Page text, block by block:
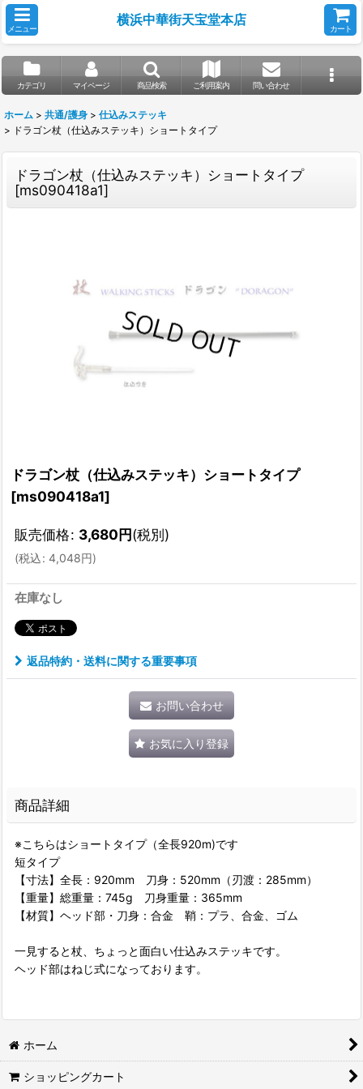
メニュー
横浜中華街天宝堂本店
カート
カテゴリ マイページ 商品検索 ご利用案内 問い合わせ
ホーム > 共通/護身 > 仕込みステッキ
> ドラゴン杖（仕込みステッキ）ショートタイプ
ドラゴン杖（仕込みステッキ）ショートタイプ
[ms090418a1]
ドラゴン杖（仕込みステッキ）ショートタイプ
[ms090418a1]
販売価格: 3,680円(税別)
(税込: 4,048円)
在庫なし
返品特約・送料に関する重要事項
お問い合わせ
お気に入り登録
商品詳細
※こちらはショートタイプ（全長920m)です
短タイプ
【寸法】全長：920mm 刀身：520mm（刃渡：285mm）
【重量】総重量：745g 刀身重量：365mm
【材質】ヘッド部・刀身：合金 鞘：プラ、合金、ゴム
一見すると杖、ちょっと面白い仕込みステッキです。
ヘッド部はねじ式になっております。
ホーム
ショッピングカート